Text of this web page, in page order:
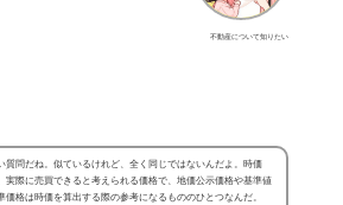
不動産について知りたい
質問だね。似ているけれど、全く同じではないんだよ。時価
実際に売買できると考えられる価格で、地価公示価格や基準値
価格は時価を算出する際の参考になるもののひとつなんだ。